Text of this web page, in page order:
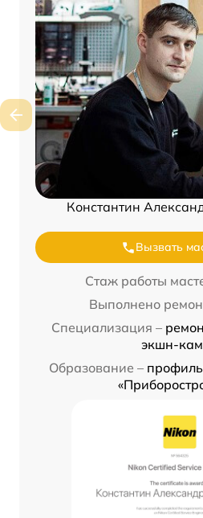
Константин
Вызвать
Стаж работы
Выполнено
Специализация –
экшн-
Образование –